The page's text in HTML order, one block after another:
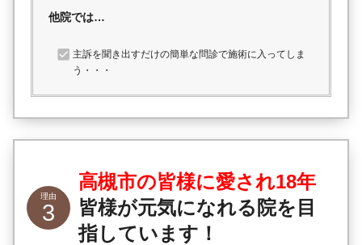
他院では…
主訴を聞き出すだけの簡単な問診で施術に入ってしま
う・・・
高槻市の皆様に愛され18年
皆様が元気になれる院を目
指しています！